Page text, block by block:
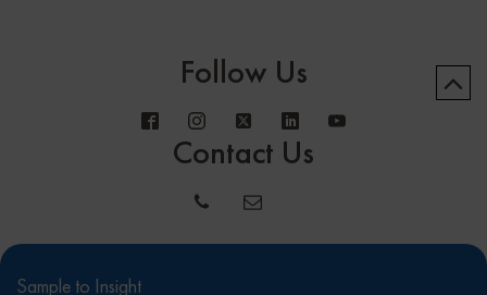
Follow Us
Contact Us
Sample to Insight